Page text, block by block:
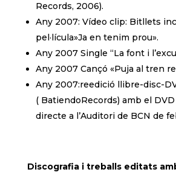
Records, 2006).
Any 2007: Vídeo clip: Bitllets
pel·lícula»Ja en tenim prou».
Any 2007 Single “La font i
Any 2007 Cançó «Puja al tren
Any 2007:reedició llibre-disc-
( BatiendoRecords) amb el
directe a l’Auditori de BCN de
Discografia i treballs editats